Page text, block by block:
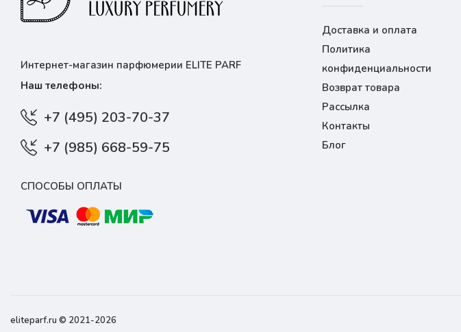
Интернет-магазин парфюмерии ELITE PARF
Наш телефоны:
+7 (495) 203-70-37
+7 (985) 668-59-75
СПОСОБЫ ОПЛАТЫ
Доставка и оплата
Политика
конфиденциальности
Возврат товара
Рассылка
Контакты
Блог
eliteparf.ru © 2021-2026